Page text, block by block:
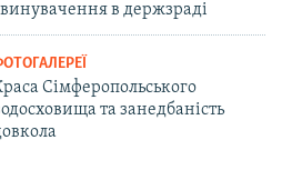
в держзраді
Сімферопольського
та занедбаність